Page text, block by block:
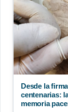
Desde la
centenarias:
memoria